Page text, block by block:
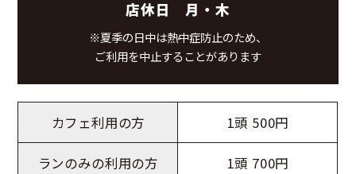
店休日 月・木
※夏季の日中は熱中症防止のため、
ご利用を中止することがあります
カフェ利用の方 1頭 500円
ランのみの利用の方 1頭 700円